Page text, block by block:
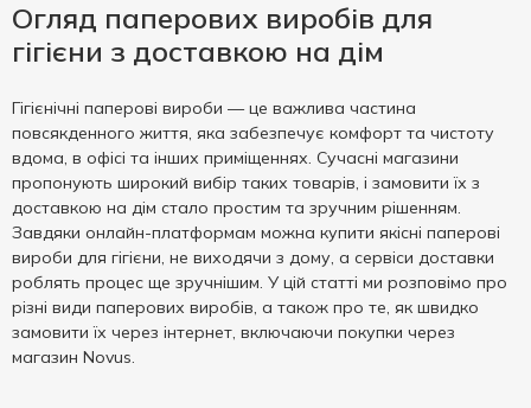
Огляд паперових виробів для
гігієни з доставкою на дім
Гігієнічні паперові вироби — це важлива частина
повсякденного життя, яка забезпечує комфорт та чистоту
вдома, в офісі та інших приміщеннях. Сучасні магазини
пропонують широкий вибір таких товарів, і замовити їх з
доставкою на дім стало простим та зручним рішенням.
Завдяки онлайн-платформам можна купити якісні паперові
вироби для гігієни, не виходячи з дому, а сервіси доставки
роблять процес ще зручнішим. У цій статті ми розповімо про
різні види паперових виробів, а також про те, як швидко
замовити їх через інтернет, включаючи покупки через
магазин Novus.